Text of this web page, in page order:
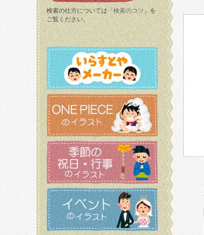
検索の仕方については「 検索のコツ 」を
ご覧ください。